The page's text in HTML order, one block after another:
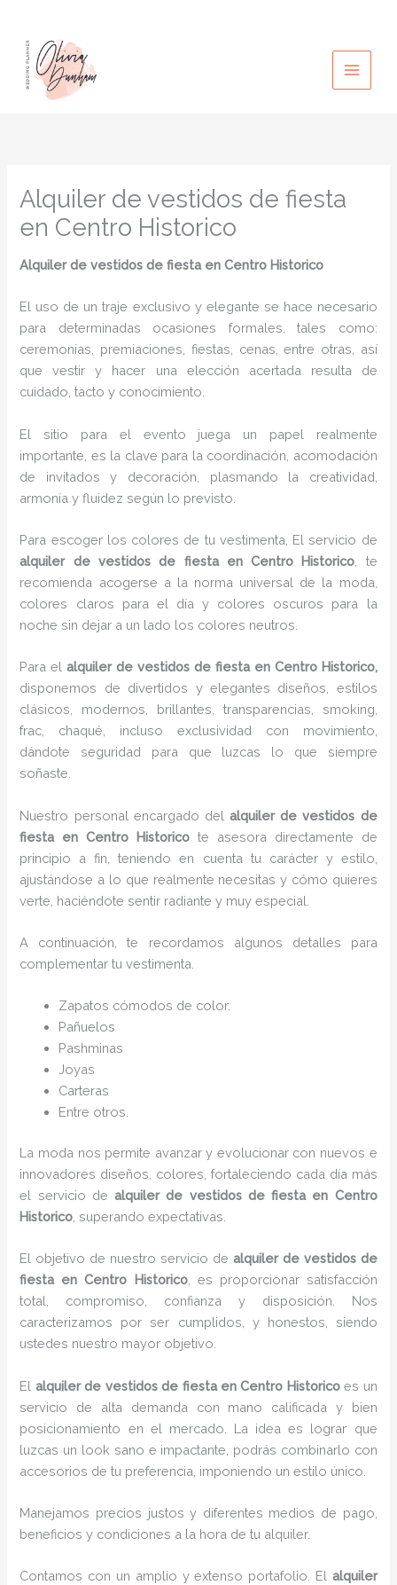
contenido
Alquiler de vestidos de fiesta
en Centro Historico
Alquiler de vestidos de fiesta en Centro Historico
El uso de un traje exclusivo y elegante se hace necesario
para determinadas ocasiones formales, tales como:
ceremonias, premiaciones, fiestas, cenas, entre otras, así
que vestir y hacer una elección acertada resulta de
cuidado, tacto y conocimiento.
El sitio para el evento juega un papel realmente
importante, es la clave para la coordinación, acomodación
de invitados y decoración, plasmando la creatividad,
armonía y fluidez según lo previsto.
Para escoger los colores de tu vestimenta, El servicio de
alquiler de vestidos de fiesta en Centro Historico , te
recomienda acogerse a la norma universal de la moda,
colores claros para el día y colores oscuros para la
noche sin dejar a un lado los colores neutros.
Para elalquiler de vestidos de fiesta en Centro Historico,
disponemos de divertidos y elegantes diseños, estilos
clásicos, modernos, brillantes, transparencias, smoking,
frac, chaqué, incluso exclusividad con movimiento,
dándote seguridad para que luzcas lo que siempre
soñaste.
Nuestro personal encargado delalquiler de vestidos de
fiesta en Centro Historico te asesora directamente de
principio a fin, teniendo en cuenta tu carácter y estilo,
ajustándose a lo que realmente necesitas y cómo quieres
verte, haciéndote sentir radiante y muy especial.
A continuación, te recordamos algunos detalles para
complementar tu vestimenta.
Zapatos cómodos de color.
Pañuelos
Pashminas
Joyas
Carteras
Entre otros.
La moda nos permite avanzar y evolucionar con nuevos e
innovadores diseños, colores, fortaleciendo cada día más
el servicio dealquiler de vestidos de fiesta en Centro
Historico , superando expectativas.
El objetivo de nuestro servicio de alquiler de vestidos de
fiesta en Centro Historico, es proporcionar satisfacción
total, compromiso, confianza y disposición. Nos
caracterizamos por ser cumplidos, y honestos, siendo
ustedes nuestro mayor objetivo.
El alquiler de vestidos de fiesta en Centro Historicoes un
servicio de alta demanda con mano calificada y bien
posicionamiento en el mercado. La idea es lograr que
luzcas un look sano e impactante, podrás combinarlo con
accesorios de tu preferencia, imponiendo un estilo único.
Manejamos precios justos y diferentes medios de pago,
beneficios y condiciones a la hora de tu alquiler.
Contamos con un amplio y extenso portafolio. El alquiler